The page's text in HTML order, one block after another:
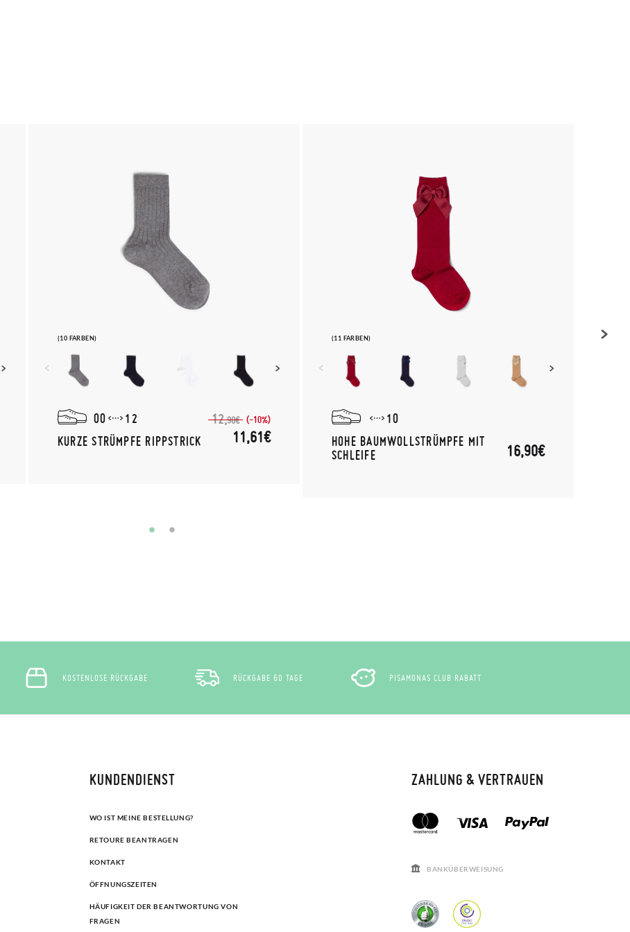
(10 FARBEN)
00
12
KURZE STRÜMPFE RIPPSTRICK
12,90€ (-10%)
11,61€
(11 FARBEN)
10
HOHE BAUMWOLLSTRÜMPFE MIT
SCHLEIFE
16,90€
(1
KOSTENLOSE RÜCKGABE RÜCKGABE 60 TAGE PISAMONAS CLUB RABATT
KUNDENDIENST
WO IST MEINE BESTELLUNG?
RETOURE BEANTRAGEN
KONTAKT
ÖFFNUNGSZEITEN
HÄUFIGKEIT DER BEANTWORTUNG VON
FRAGEN
ZAHLUNG & VERTRAUEN
BANKÜBERWEISUNG